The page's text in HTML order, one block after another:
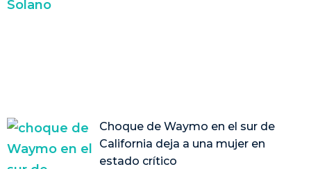
Choque de Waymo en el sur de
California deja a una mujer en
estado crítico